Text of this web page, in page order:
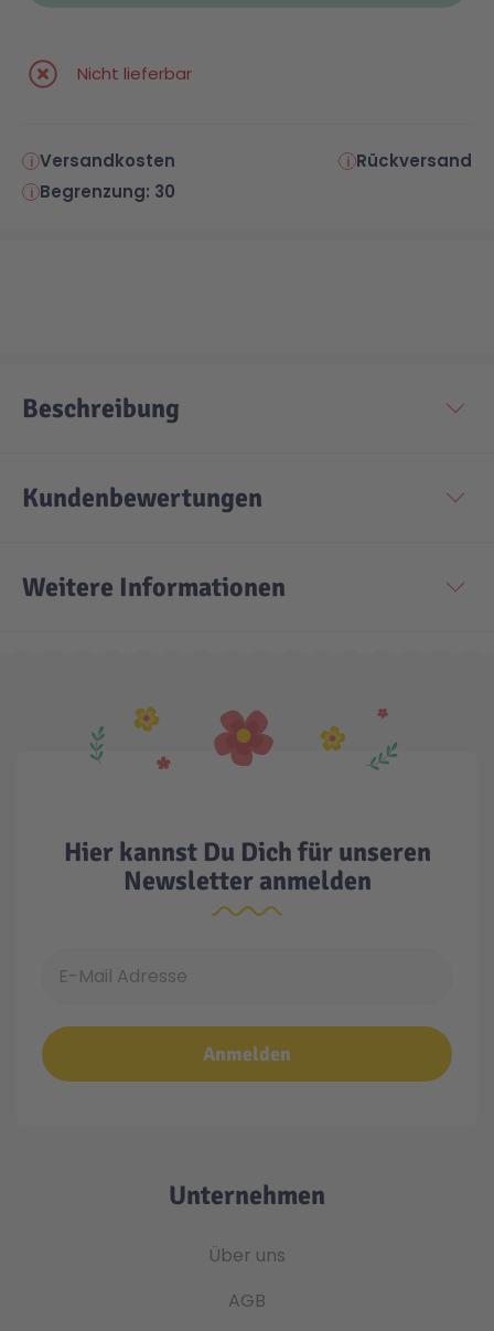
NINJAGO®
Speed Champions
Seltene Artikel
LEGO® Blumen
VW
Wiltopia
Nicht lieferbar
Versandkosten
Rückversand
Begrenzung: 30
Beschreibung
Kundenbewertungen
Weitere Informationen
Hier kannst Du Dich für unseren
Newsletter anmelden
Anmelden
Unternehmen
Über uns
AGB